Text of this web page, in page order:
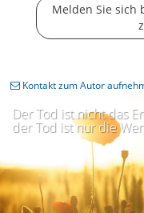
Melden Sie sich
Der Tod ist nicht das
der Tod ist nur die
Kontakt zum Autor